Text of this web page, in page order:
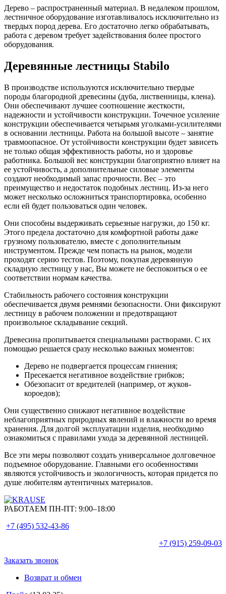
Дерево – распространенный материал. В недалеком прошлом,
лестничное оборудование изготавливалось исключительно из
твердых пород дерева. Его достаточно легко обрабатывать,
работа с деревом требует задействования более простого
оборудования.
Деревянные лестницы Stabilo
В производстве используются исключительно твердые
породы благородной древесины (дуба, лиственницы, клена).
Они обеспечивают лучшее соотношение жесткости,
надежности и устойчивости конструкции. Точечное усиление
конструкции обеспечивается четырьмя уголками-усилителями
в основании лестницы. Работа на большой высоте – занятие
травмоопасное. От устойчивости конструкции будет зависеть
не только общая эффективность работы, но и здоровье
работника. Большой вес конструкции благоприятно влияет на
ее устойчивость, а дополнительные силовые элементы
создают необходимый запас прочности. Вес – это
преимущество и недостаток подобных лестниц. Из-за него
может несколько осложниться транспортировка, особенно
если ей будет пользоваться один человек.
Они способны выдерживать серьезные нагрузки, до 150 кг.
Этого предела достаточно для комфортной работы даже
грузному пользователю, вместе с дополнительным
инструментом. Прежде чем попасть на рынок, модели
проходят серию тестов. Поэтому, покупая деревянную
складную лестницу у нас, Вы можете не беспокоиться о ее
соответствии нормам качества.
Стабильность рабочего состояния конструкции
обеспечивается двумя ремнями безопасности. Они фиксируют
лестницу в рабочем положении и предотвращают
произвольное складывание секций.
Древесина пропитывается специальными растворами. С их
помощью решается сразу несколько важных моментов:
Дерево не подвергается процессам гниения;
Пресекается негативное воздействие грибков;
Обезопасит от вредителей (например, от жуков-
короедов);
Они существенно снижают негативное воздействие
неблагоприятных природных явлений и влажности во время
хранения. Для долгой эксплуатации изделия, необходимо
ознакомиться с правилами ухода за деревянной лестницей.
Все эти меры позволяют создать универсальное долговечное
подъемное оборудование. Главными его особенностями
являются устойчивость и экологичность, которая придется по
душе любителям аутентичных материалов.
РАБОТАЕМ ПН-ПТ: 9:00–18:00
+7 (495) 532-43-86
+7 (915) 259-09-03
Заказать звонок
Возврат и обмен